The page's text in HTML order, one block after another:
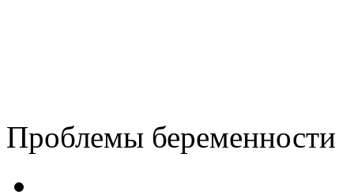
Проблемы беременности